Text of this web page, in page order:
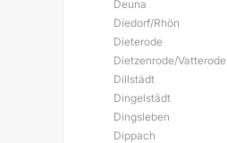
Deuna
Diedorf/Rhön
Dieterode
Dietzenrode/Vatterode
Dillstädt
Dingelstädt
Dingsleben
Dippach